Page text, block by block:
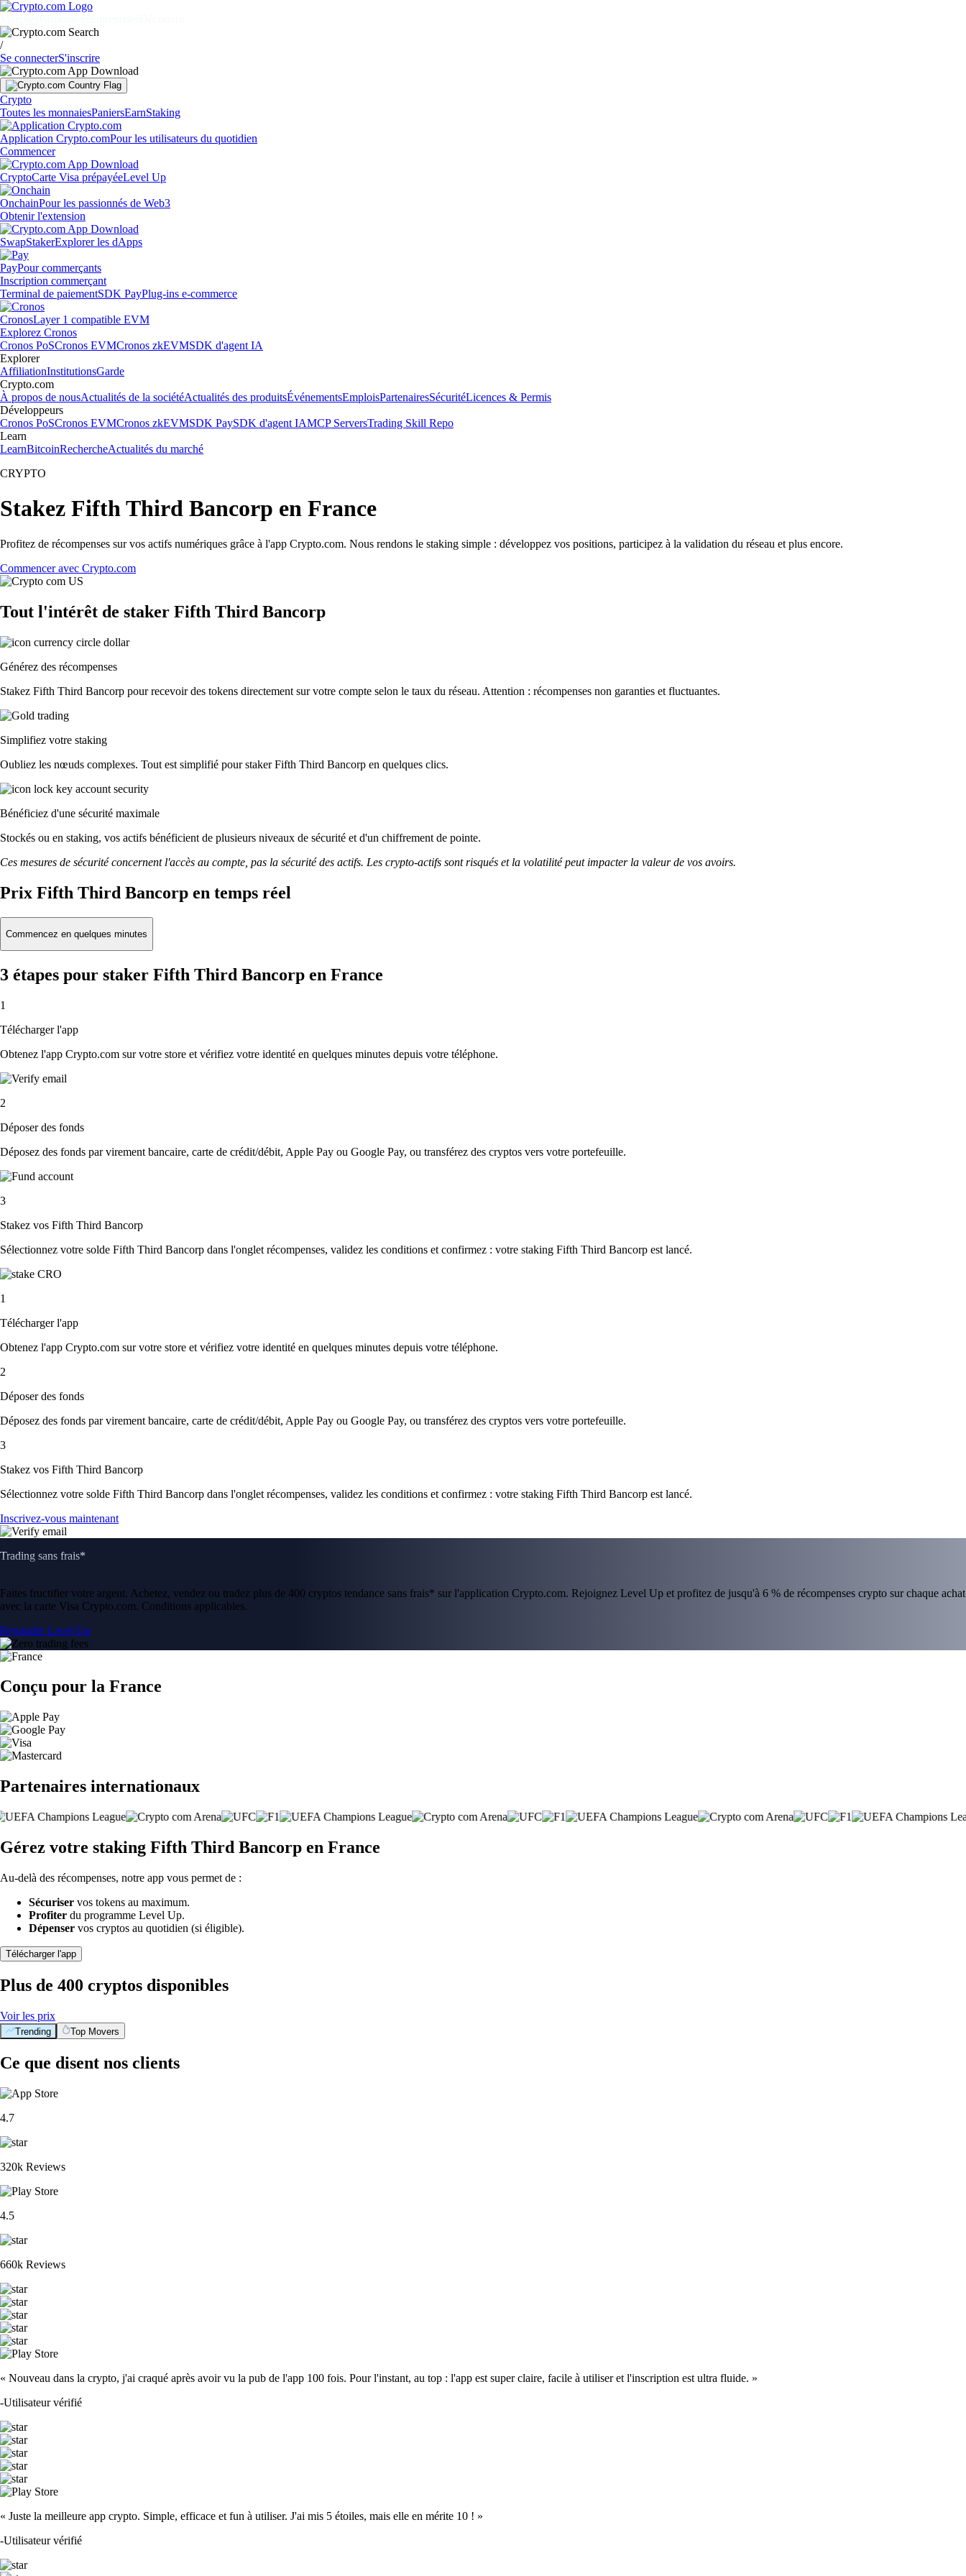
/
Se connecterS'inscrire
Crypto
Toutes les monnaiesPaniersEarnStaking
Application Crypto.comPour les utilisateurs du quotidien
Commencer
CryptoCarte Visa prépayéeLevel Up
OnchainPour les passionnés de Web3
Obtenir l'extension
SwapStakerExplorer les dApps
PayPour commerçants
Inscription commerçant
Terminal de paiementSDK PayPlug-ins e-commerce
CronosLayer 1 compatible EVM
Explorez Cronos
Cronos PoSCronos EVMCronos zkEVMSDK d'agent IA
Explorer
AffiliationInstitutionsGarde
Crypto.com
À propos de nousActualités de la sociétéActualités des produitsÉvénementsEmploisPartenairesSécuritéLicences & Permis
Développeurs
Cronos PoSCronos EVMCronos zkEVMSDK PaySDK d'agent IAMCP ServersTrading Skill Repo
Learn
LearnBitcoinRechercheActualités du marché
CRYPTO
Stakez Fifth Third Bancorp en France
Profitez de récompenses sur vos actifs numériques grâce à l'app Crypto.com. Nous rendons le staking simple : développez vos positions, participez à la validation du réseau et plus encore.
Commencer avec Crypto.com
Tout l'intérêt de staker Fifth Third Bancorp
Générez des récompenses
Stakez Fifth Third Bancorp pour recevoir des tokens directement sur votre compte selon le taux du réseau. Attention : récompenses non garanties et fluctuantes.
Simplifiez votre staking
Oubliez les nœuds complexes. Tout est simplifié pour staker Fifth Third Bancorp en quelques clics.
Bénéficiez d'une sécurité maximale
Stockés ou en staking, vos actifs bénéficient de plusieurs niveaux de sécurité et d'un chiffrement de pointe.
Ces mesures de sécurité concernent l'accès au compte, pas la sécurité des actifs. Les crypto-actifs sont risqués et la volatilité peut impacter la valeur de vos avoirs.
Prix Fifth Third Bancorp en temps réel
Commencez en quelques minutes
3 étapes pour staker Fifth Third Bancorp en France
1
Télécharger l'app
Obtenez l'app Crypto.com sur votre store et vérifiez votre identité en quelques minutes depuis votre téléphone.
2
Déposer des fonds
Déposez des fonds par virement bancaire, carte de crédit/débit, Apple Pay ou Google Pay, ou transférez des cryptos vers votre portefeuille.
3
Stakez vos Fifth Third Bancorp
Sélectionnez votre solde Fifth Third Bancorp dans l'onglet récompenses, validez les conditions et confirmez : votre staking Fifth Third Bancorp est lancé.
1
Télécharger l'app
Obtenez l'app Crypto.com sur votre store et vérifiez votre identité en quelques minutes depuis votre téléphone.
2
Déposer des fonds
Déposez des fonds par virement bancaire, carte de crédit/débit, Apple Pay ou Google Pay, ou transférez des cryptos vers votre portefeuille.
3
Stakez vos Fifth Third Bancorp
Sélectionnez votre solde Fifth Third Bancorp dans l'onglet récompenses, validez les conditions et confirmez : votre staking Fifth Third Bancorp est lancé.
Inscrivez-vous maintenant
Trading sans frais*
Faites fructifier votre argent. Achetez, vendez ou tradez plus de 400 cryptos tendance sans frais* sur l'application Crypto.com. Rejoignez Level Up et profitez de jusqu'à 6 % de récompenses crypto sur chaque achat
avec la carte Visa Crypto.com. Conditions applicables.
Rejoindre Level Up
Conçu pour la France
Partenaires internationaux
Gérez votre staking Fifth Third Bancorp en France
Au-delà des récompenses, notre app vous permet de :
Sécuriser vos tokens au maximum.
Profiter du programme Level Up.
Dépenser vos cryptos au quotidien (si éligible).
Télécharger l'app
Plus de 400 cryptos disponibles
Voir les prix
Trending Top Movers
Ce que disent nos clients
4.7
320k Reviews
4.5
660k Reviews
« Nouveau dans la crypto, j'ai craqué après avoir vu la pub de l'app 100 fois. Pour l'instant, au top : l'app est super claire, facile à utiliser et l'inscription est ultra fluide. »
-Utilisateur vérifié
« Juste la meilleure app crypto. Simple, efficace et fun à utiliser. J'ai mis 5 étoiles, mais elle en mérite 10 ! »
-Utilisateur vérifié